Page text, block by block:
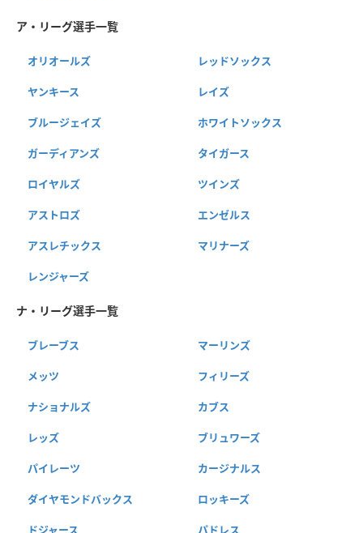
ア・リーグ選手一覧
オリオールズ レッドソックス
ヤンキース レイズ
ブルージェイズ ホワイトソックス
ガーディアンズ タイガース
ロイヤルズ ツインズ
アストロズ エンゼルス
アスレチックス マリナーズ
レンジャーズ
ナ・リーグ選手一覧
ブレーブス マーリンズ
メッツ フィリーズ
ナショナルズ カブス
レッズ ブリュワーズ
パイレーツ カージナルス
ダイヤモンドバックス ロッキーズ
ドジャース パドレス